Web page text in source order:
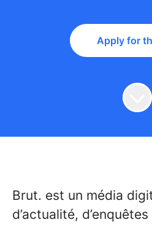
Apply for
Brut. est un média
d’actualité,